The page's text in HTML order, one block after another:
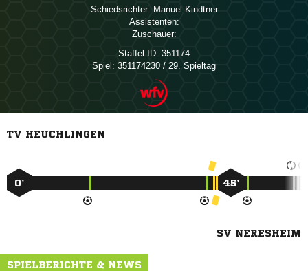
Schiedsrichter:  
Assistenten:
Zuschauer:
Staffel-ID: 351174
Spiel: 351174230 / 29. Spieltag
TV HEUCHLINGEN
0’ 45’
SV NERESHEIM
SPIELBERICHTE & NEWS